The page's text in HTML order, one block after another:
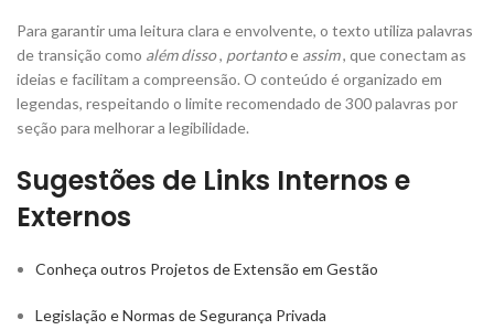
Para garantir uma leitura clara e envolvente, o texto utiliza palavras
de transição como além disso, portantoe assim, que conectam as
ideias e facilitam a compreensão. O conteúdo é organizado em
legendas, respeitando o limite recomendado de 300 palavras por
seção para melhorar a legibilidade.
Sugestões de Links Internos e
Externos
Conheça outros Projetos de Extensão em Gestão
Legislação e Normas de Segurança Privada